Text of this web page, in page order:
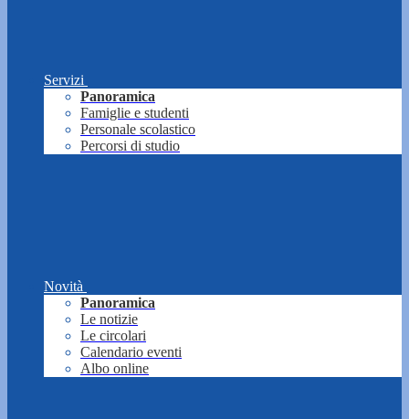
Servizi
Panoramica
Famiglie e studenti
Personale scolastico
Percorsi di studio
Novità
Panoramica
Le notizie
Le circolari
Calendario eventi
Albo online